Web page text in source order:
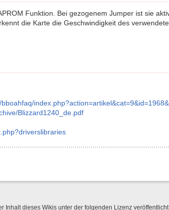
Funktion. Bei gezogenem Jumper ist sie
die Karte die Geschwindigkeit des
Blizzard1240_de.pdf
Inhalt dieses Wikis unter der folgenden Lizenz